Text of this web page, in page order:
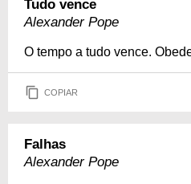
Tudo vence
Alexander Pope
O tempo a tudo vence.
COPIAR
Falhas
Alexander Pope